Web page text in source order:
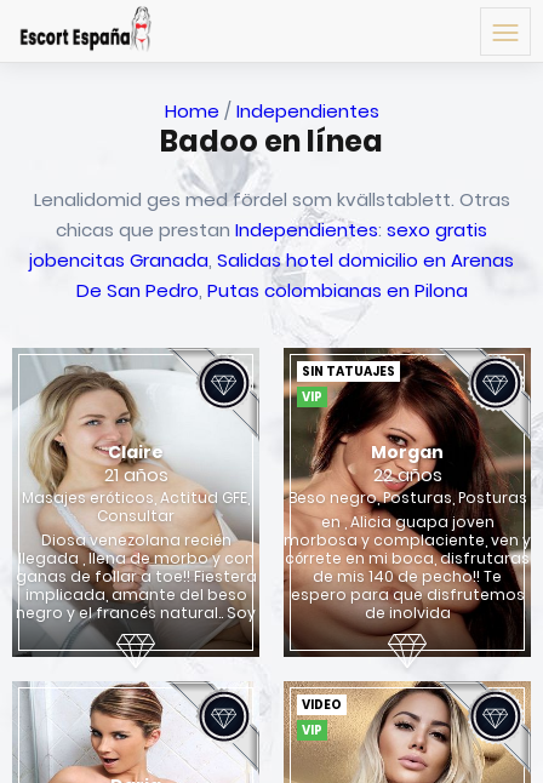
Home / Independientes
Badoo en línea
Lenalidomid ges med fördel som kvällstablett. Otras
chicas que prestan Independientes: sexo gratis
jobencitas Granada, Salidas hotel domicilio en Arenas
De San Pedro, Putas colombianas en Pilona
Claire
21 años
Masajes eróticos, Actitud GFE,
Consultar
Diosa venezolana recién
llegada , llena de morbo y con
ganas de follar a toe!! Fiestera
implicada, amante del beso
negro y el francés natural.. Soy
VIP
SIN TATUAJES
Morgan
22 años
Beso negro, Posturas, Posturas
en , Alicia guapa joven
morbosa y complaciente, ven y
córrete en mi boca, disfrutaras
de mis 140 de pecho!! Te
espero para que disfrutemos
de inolvida
VIP
VIDEO